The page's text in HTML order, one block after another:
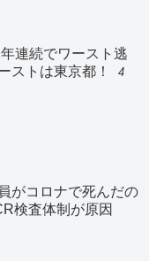
連続でワースト逃
ストは東京都！
4
がコロナで死んだの
検査体制が原因